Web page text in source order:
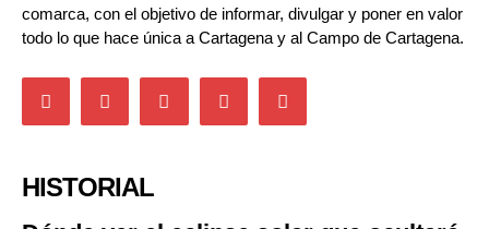
comarca, con el objetivo de informar, divulgar y poner en valor
todo lo que hace única a Cartagena y al Campo de Cartagena.
HISTORIAL